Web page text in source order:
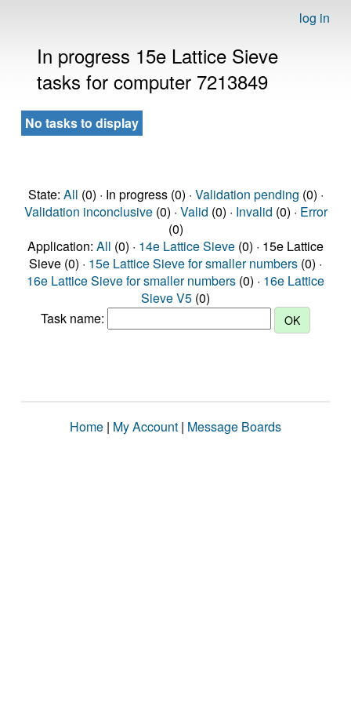
log in
In progress 15e Lattice Sieve
tasks for computer 7213849
No tasks to display
State: All (0) · In progress (0) · Validation pending (0) ·
Validation inconclusive(0) · Valid (0) · Invalid (0) · Error
(0)
Application: All (0) · 14e Lattice Sieve (0) · 15e Lattice
Sieve (0) · 15e Lattice Sieve for smaller numbers (0) ·
16e Lattice Sieve for smaller numbers (0) · 16e Lattice
Sieve V5 (0)
Task name:
Home | My Account | Message Boards